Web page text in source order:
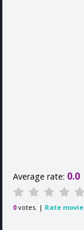
Average rate: 0.0
0 votes. | Rate movie